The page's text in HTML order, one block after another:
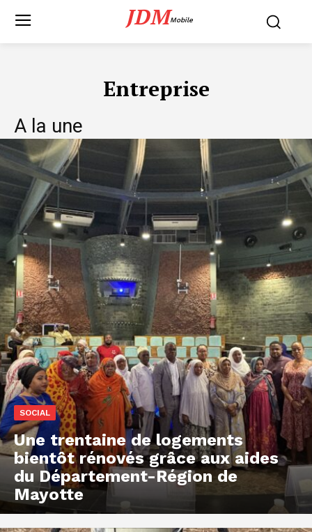
JDMMobile
Entreprise
A la une
SOCIAL
Une trentaine de logements
bientôt rénovés grâce aux aides
du Département-Région de
Mayotte